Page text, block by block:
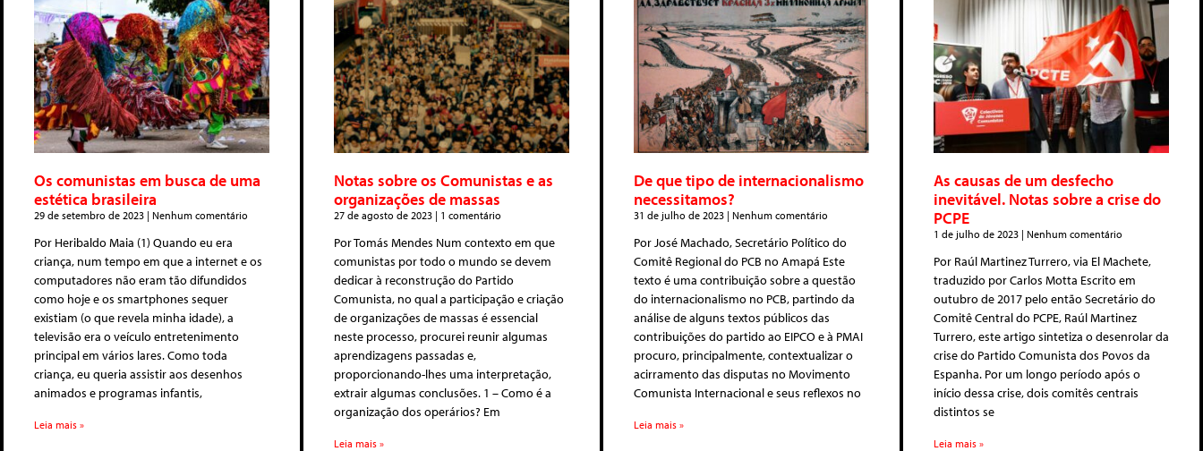
Os comunistas em busca de uma
estética brasileira
29 de setembro de 2023 Nenhum comentário
Por Heribaldo Maia (1) Quando eu era
criança, num tempo em que a internet e os
computadores não eram tão difundidos
como hoje e os smartphones sequer
existiam (o que revela minha idade), a
televisão era o veículo entretenimento
principal em vários lares. Como toda
criança, eu queria assistir aos desenhos
animados e programas infantis,
Leia mais »
Notas sobre os Comunistas e as
organizações de massas
27 de agosto de 2023 1 comentário
Por Tomás Mendes Num contexto em que
comunistas por todo o mundo se devem
dedicar à reconstrução do Partido
Comunista, no qual a participação e criação
de organizações de massas é essencial
neste processo, procurei reunir algumas
aprendizagens passadas e,
proporcionando-lhes uma interpretação,
extrair algumas conclusões. 1 – Como é a
organização dos operários? Em
Leia mais »
De que tipo de internacionalismo
necessitamos?
31 de julho de 2023 Nenhum comentário
Por José Machado, Secretário Político do
Comitê Regional do PCB no Amapá Este
texto é uma contribuição sobre a questão
do internacionalismo no PCB, partindo da
análise de alguns textos públicos das
contribuições do partido ao EIPCO e à PMAI
procuro, principalmente, contextualizar o
acirramento das disputas no Movimento
Comunista Internacional e seus reflexos no
Leia mais »
As causas de um desfecho
inevitável. Notas sobre a crise do
PCPE
1 de julho de 2023 Nenhum comentário
Por Raúl Martinez Turrero, via El Machete,
traduzido por Carlos Motta Escrito em
outubro de 2017 pelo então Secretário do
Comitê Central do PCPE, Raúl Martinez
Turrero, este artigo sintetiza o desenrolar da
crise do Partido Comunista dos Povos da
Espanha. Por um longo período após o
início dessa crise, dois comitês centrais
distintos se
Leia mais »